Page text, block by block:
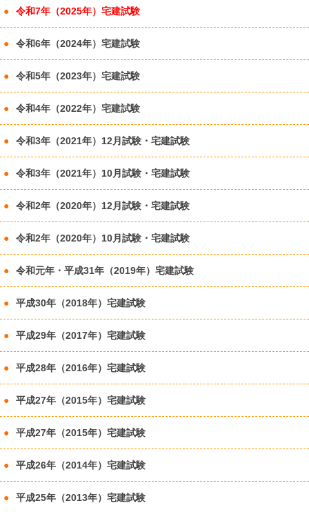
令和7年（2025年）宅建試験
令和6年（2024年）宅建試験
令和5年（2023年）宅建試験
令和4年（2022年）宅建試験
令和3年（2021年）12月試験・宅建試験
令和3年（2021年）10月試験・宅建試験
令和2年（2020年）12月試験・宅建試験
令和2年（2020年）10月試験・宅建試験
令和元年・平成31年（2019年）宅建試験
平成30年（2018年）宅建試験
平成29年（2017年）宅建試験
平成28年（2016年）宅建試験
平成27年（2015年）宅建試験
平成27年（2015年）宅建試験
平成26年（2014年）宅建試験
平成25年（2013年）宅建試験